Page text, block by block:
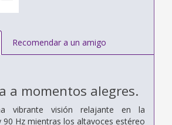
Recomendar a un amigo
a momentos alegres.
vibrante visión relajante en la
90 Hz mientras los altavoces estéreo